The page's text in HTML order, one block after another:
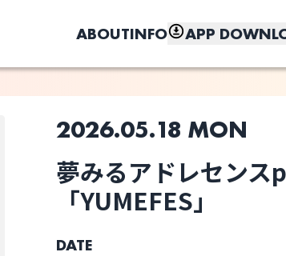
ABOUTINFO APP
Lion net girl Noreco
2026.05.18 MON
夢みるアドレセンス
「YUMEFES」
DATE
このライブの取り置きは終了しました